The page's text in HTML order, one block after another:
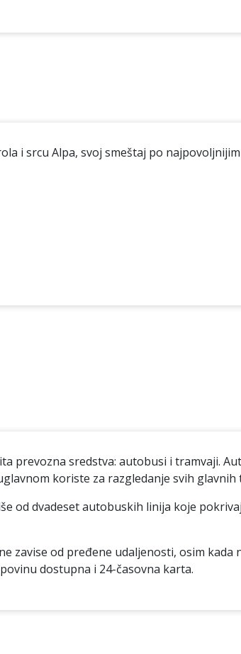
i srcu Alpa, svoj smeštaj po
prevozna sredstva: autobusi i tramvaji.
koriste za razgledanje svih
od dvadeset autobuskih linija koje
zavise od pređene udaljenosti, osim kada
dostupna i 24-časovna karta.